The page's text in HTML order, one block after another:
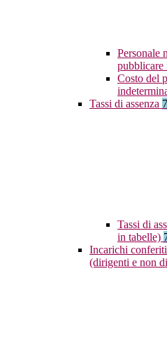
Personale
pubblicare
Costo del
Tassi di assenza 7
Tassi di
in tabelle)
Incarichi
(dirigenti e non